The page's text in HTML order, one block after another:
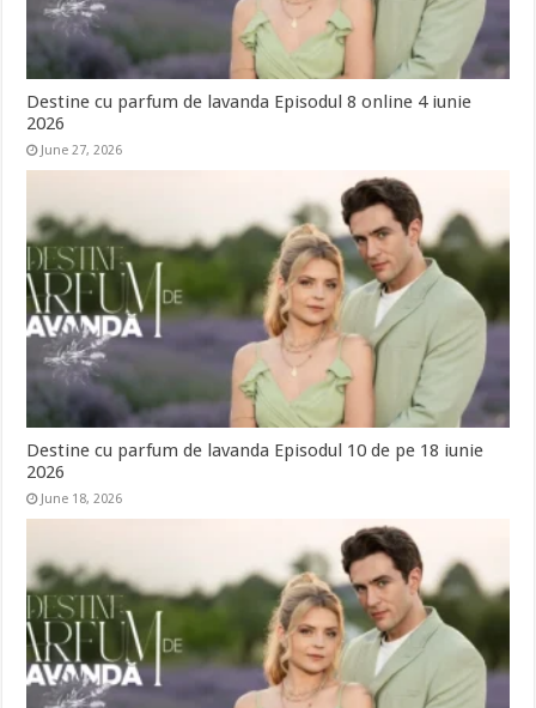
Destine cu parfum de lavanda Episodul 8 online 4 iunie
2026
June 27, 2026
Destine cu parfum de lavanda Episodul 10 de pe 18 iunie
2026
June 18, 2026